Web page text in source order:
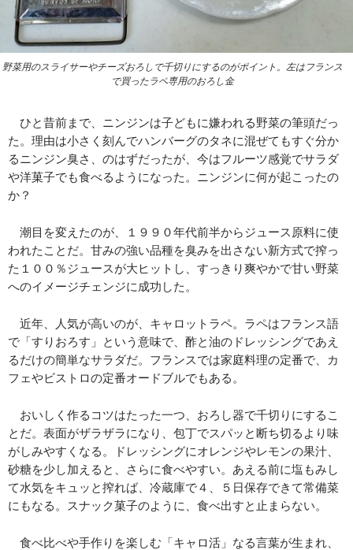
野菜用のスライサーやチーズおろしで千切りにするのがポイント。左はフランス
で買ったラペ専用のおろし金
ひと昔前まで、ニンジンは子どもに嫌われる野菜の筆頭だっ
た。理由は小さく刻んでハンバーグのタネに混ぜてもすぐ分か
るニンジン臭さ、のはずだったが、今はフルーツ感覚でサラダ
や洋菓子でも食べるようになった。ニンジンに何が起こったの
か？
潮目を変えたのが、１９９０年代前半からジュース原料に使
われたことだ。甘みの強い品種を臭みを出さない新方式で搾っ
た１００％ジュースが大ヒットし、すっきり爽やかで甘い野菜
へのイメージチェンジに成功した。
近年、人気が高いのが、キャロットラペ。ラペはフランス語
で「すりおろす」という意味で、酢と油のドレッシングであえ
るだけの簡単なサラダだ。フランスでは家庭料理の定番で、カ
フェやビストロの定番オードブルでもある。
おいしく作るコツはたった一つ、おろし器で千切りにするこ
とだ。表面がザラザラになり、包丁でスパッと断ち切るより味
がしみやすくなる。ドレッシングにオレンジやレモンの果汁、
砂糖を少し加えると、さらに食べやすい。あえる前に塩もみし
て水気をキュッと搾れば、冷蔵庫で４、５日保存できて常備菜
にもなる。スナック菓子のように、食べ出すと止まらない。
食べ比べや手作りを楽しむ「キャロ活」なる言葉が生まれ、